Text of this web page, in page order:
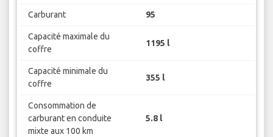
Carburant 95
Capacité maximale du
coffre
1195 l
Capacité minimale du
coffre
355 l
Consommation de
carburant en conduite
mixte aux 100 km
5.8 l